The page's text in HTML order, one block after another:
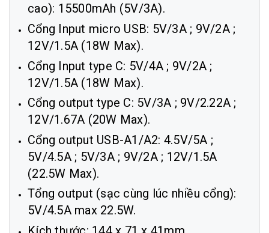
cao): 15500mAh (5V/3A).
Cổng Input micro USB: 5V/3A ; 9V/2A ;
12V/1.5A (18W Max).
Cổng Input type C: 5V/4A ; 9V/2A ;
12V/1.5A (18W Max).
Cổng output type C: 5V/3A ; 9V/2.22A ;
12V/1.67A (20W Max).
Cổng output USB-A1/A2: 4.5V/5A ;
5V/4.5A ; 5V/3A ; 9V/2A ; 12V/1.5A
(22.5W Max).
Tổng output (sạc cùng lúc nhiều cổng):
5V/4.5A max 22.5W.